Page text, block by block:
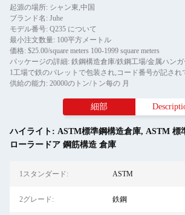
起源の場所: シャン東,中国
ブランド名: Juhe
モデル番号: Q235 について
最小注文数量: 100平方メートル
価格: $25.00/square meters 100-1999 square meters
パッケージの詳細: 鉄鋼構造倉庫/鉄鋼工場/金属ハン
1工場で鉄のパレットで包装され,コード番号が記されており,顧客が卸荷するのに便利です.小型の鉄構造物
供給の能力: 20000のトン/トン每の 月
細部
ハイライト: ASTM標準鋼構造倉庫, ASTM 標
ローラードア 鋼筋構造 倉庫
1スタンダード: ASTM
2グレード: 鉄鋼